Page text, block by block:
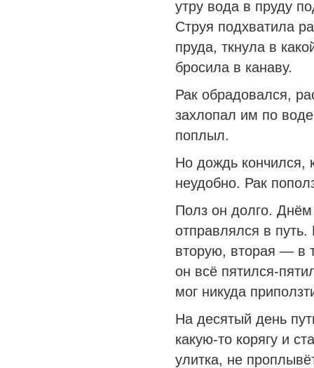
утру вода в пруду
Струя подхватила
пруда, ткнула в
бросила в канаву.
Рак обрадовался,
захлопал им по
поплыл.
Но дождь кончился,
неудобно. Рак
Полз он долго.
отправлялся в
вторую, вторая — в
он всё пятился-
мог никуда
На десятый день
какую-то корягу и
улитка, не